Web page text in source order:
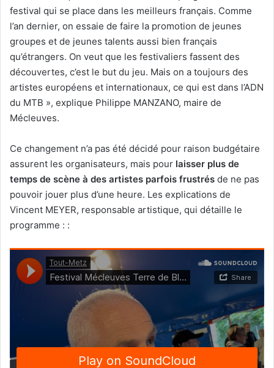
festival qui se place dans les meilleurs français. Comme
l’an dernier, on essaie de faire la promotion de jeunes
groupes et de jeunes talents aussi bien français
qu’étrangers. On veut que les festivaliers fassent des
découvertes, c’est le but du jeu. Mais on a toujours des
artistes européens et internationaux, ce qui est dans l’ADN
du MTB », explique Philippe MANZANO, maire de
Mécleuves.
Ce changement n’a pas été décidé pour raison budgétaire
assurent les organisateurs, mais pour laisser plus de
temps de scène à des artistes parfois frustrés de ne pas
pouvoir jouer plus d’une heure. Les explications de
Vincent MEYER, responsable artistique, qui détaille le
programme : :